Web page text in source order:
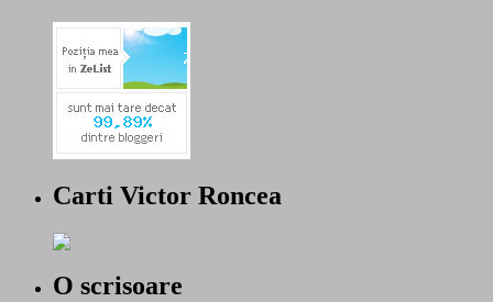
Carti Victor Roncea
O scrisoare